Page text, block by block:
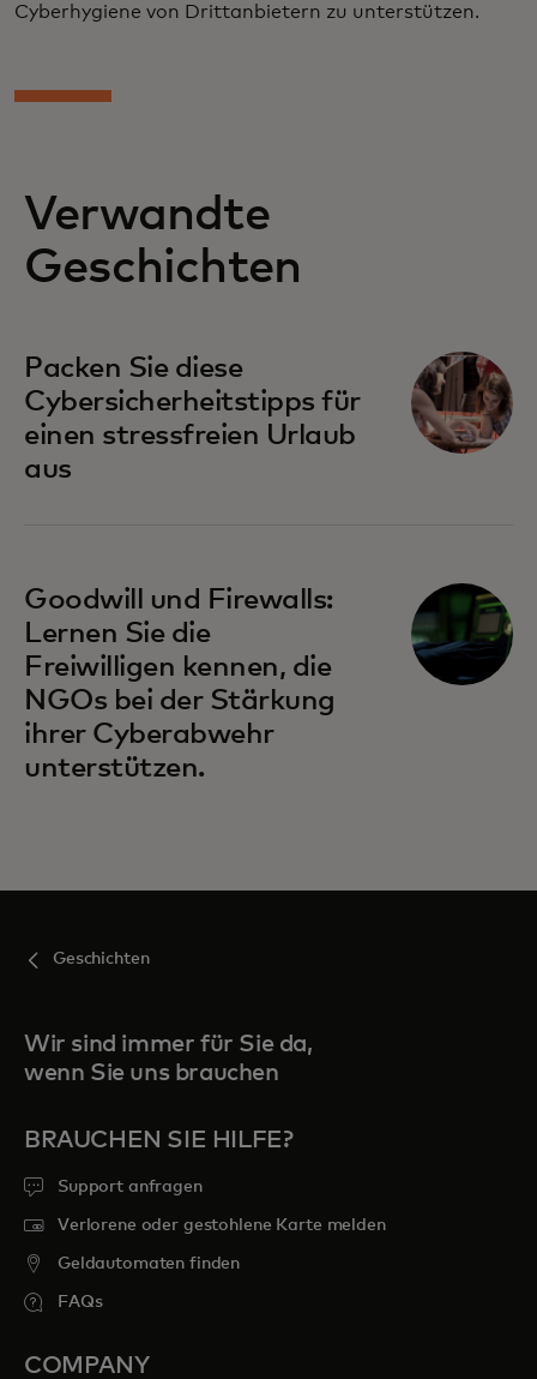
Cyberhygiene von Drittanbietern zu unterstützen.
Verwandte
Geschichten
Packen Sie diese
Cybersicherheitstipps für
einen stressfreien Urlaub
aus
Goodwill und Firewalls:
Lernen Sie die
Freiwilligen kennen, die
NGOs bei der Stärkung
ihrer Cyberabwehr
unterstützen.
Geschichten
Wir sind immer für Sie da,
wenn Sie uns brauchen
BRAUCHEN SIE HILFE?
Support anfragen
Verlorene oder gestohlene Karte melden
Geldautomaten finden
FAQs
COMPANY